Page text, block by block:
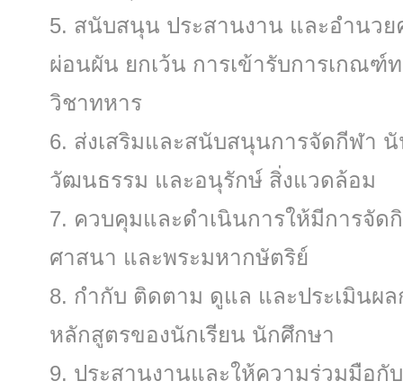
สนับสนุน ประสานงาน และอํานว
ผ่อนผัน ยกเว้น การเข้ารับการเกณฑ์
วิชาทหาร
ส่งเสริมและสนับสนุนการจัดกีฬา
วัฒนธรรม และอนุรักษ์ สิ่งแวดล้อม
ควบคุมและดําเนินการให้มีการจัด
ศาสนา และพระมหากษัตริย์
กํากับ ติดตาม ดูแล และประเมินผล
หลักสูตรของนักเรียน นักศึกษา
ประสานงานและให้ความร่วมมือกั